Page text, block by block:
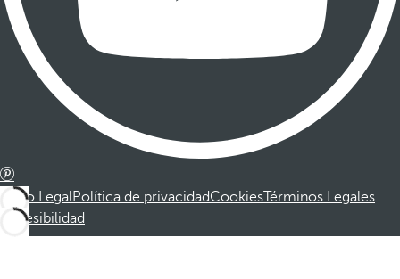
Aviso LegalPolítica de privacidadCookiesTérminos Legales
Accesibilidad